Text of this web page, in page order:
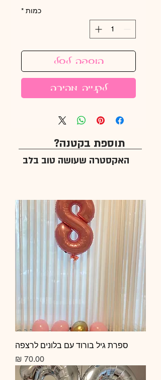
כמות *
הוספה לסל
לקנייה מהירה
תוספת בקטנה?
האקסטרה שעושה טוב בלב
ספרת גיל בורוד עם בלונים לרצפה
מחיר